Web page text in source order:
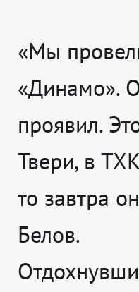
«Мы
«Динамо».
проявил.
Твери, в
то завтра
Белов.